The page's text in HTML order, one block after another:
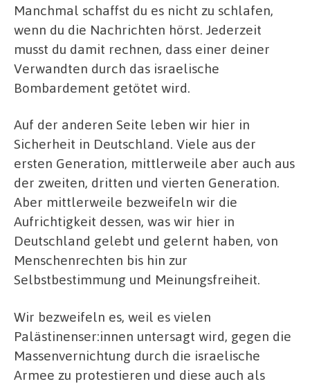
Manchmal schaffst du es nicht zu schlafen,
wenn du die Nachrichten hörst. Jederzeit
musst du damit rechnen, dass einer deiner
Verwandten durch das israelische
Bombardement getötet wird.
Auf der anderen Seite leben wir hier in
Sicherheit in Deutschland. Viele aus der
ersten Generation, mittlerweile aber auch aus
der zweiten, dritten und vierten Generation.
Aber mittlerweile bezweifeln wir die
Aufrichtigkeit dessen, was wir hier in
Deutschland gelebt und gelernt haben, von
Menschenrechten bis hin zur
Selbstbestimmung und Meinungsfreiheit.
Wir bezweifeln es, weil es vielen
Palästinenser:innen untersagt wird, gegen die
Massenvernichtung durch die israelische
Armee zu protestieren und diese auch als